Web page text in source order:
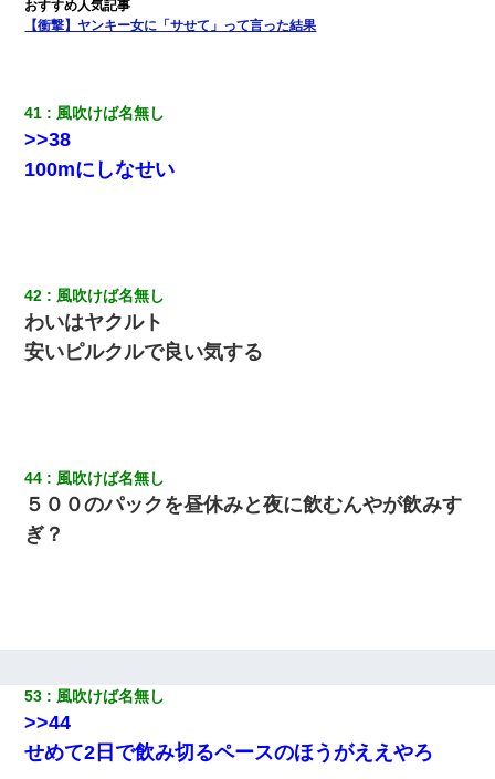
【衝撃】ヤンキー女に「サせて」って言った結果
41 風吹けば名無し
>>38
100mにしなせい
42 風吹けば名無し
わいはヤクルト
安いピルクルで良い気する
44 風吹けば名無し
５００のパックを昼休みと夜に飲むんやが飲みす
ぎ？
53 風吹けば名無し
>>44
せめて2日で飲み切るペースのほうがええやろ